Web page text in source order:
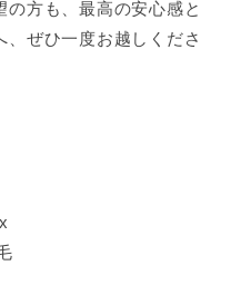
の方も、最高の安心感と
ぜひ一度お越しくださ